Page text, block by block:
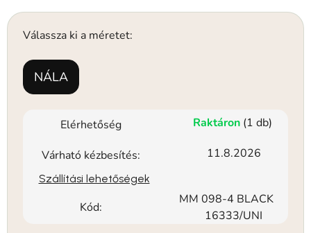
Válassza ki a méretet:
NÁLA
Elérhetőség Raktáron (1 db)
Várható kézbesítés: 11.8.2026
Szállítási lehetőségek
Kód:
MM 098-4 BLACK
16333/UNI